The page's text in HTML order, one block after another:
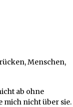
Menschen,
ab ohne
mich nicht über sie.